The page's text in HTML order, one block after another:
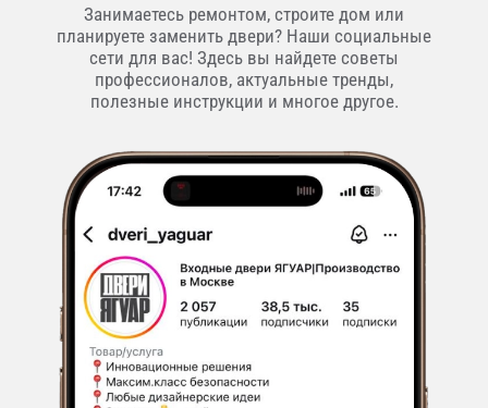
Занимаетесь ремонтом, строите дом или
планируете заменить двери? Наши социальные
сети для вас! Здесь вы найдете советы
профессионалов, актуальные тренды,
полезные инструкции и многое другое.